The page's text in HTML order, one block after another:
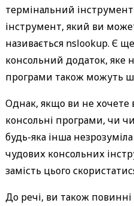
термінальний
інструмент, який ви
називається nslookup. Є
консольний додаток, яке
програми також можуть
Однак, якщо ви не хочете
консольні програми, чи
будь-яка інша
чудових консольних
замість цього
До речі, ви також